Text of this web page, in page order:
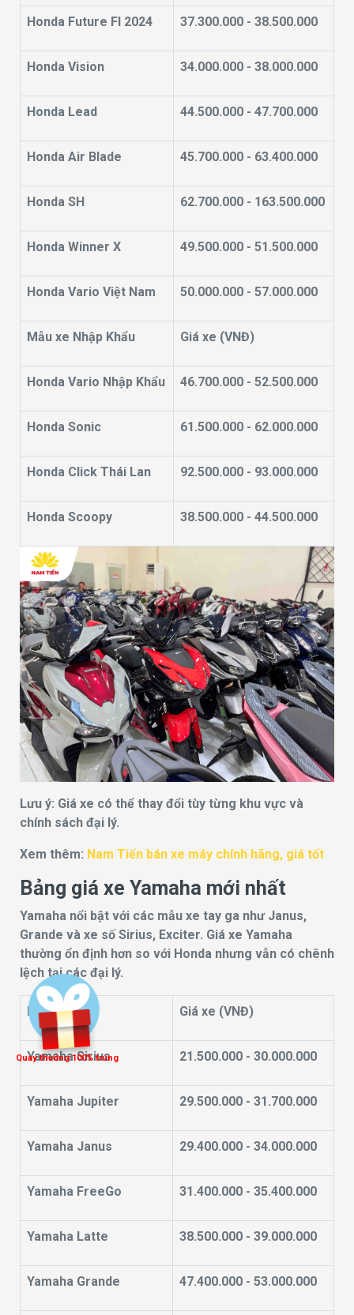
Honda Future FI 2024 37.300.000 - 38.500.000
Honda Vision 34.000.000 - 38.000.000
Honda Lead 44.500.000 - 47.700.000
Honda Air Blade 45.700.000 - 63.400.000
Honda SH 62.700.000 - 163.500.000
Honda Winner X 49.500.000 - 51.500.000
Honda Vario Việt Nam 50.000.000 - 57.000.000
Mẫu xe Nhập Khẩu Giá xe (VNĐ)
Honda Vario Nhập Khẩu 46.700.000 - 52.500.000
Honda Sonic 61.500.000 - 62.000.000
Honda Click Thái Lan 92.500.000 - 93.000.000
Honda Scoopy 38.500.000 - 44.500.000
Lưu ý: Giá xe có thể thay đổi tùy từng khu vực và
chính sách đại lý.
Xem thêm: Nam Tiến bán xe máy chính hãng, giá tốt
Bảng giá xe Yamaha mới nhất
Yamaha nổi bật với các mẫu xe tay ga như Janus,
Grande và xe số Sirius, Exciter. Giá xe Yamaha
thường ổn định hơn so với Honda nhưng vẫn có chênh
lệch tại các đại lý.
Mẫu xe Giá xe (VNĐ)
Yamaha Sirius 21.500.000 - 30.000.000
Yamaha Jupiter 29.500.000 - 31.700.000
Yamaha Janus 29.400.000 - 34.000.000
Yamaha FreeGo 31.400.000 - 35.400.000
Yamaha Latte 38.500.000 - 39.000.000
Yamaha Grande 47.400.000 - 53.000.000
Quay thưởng 100% trúng